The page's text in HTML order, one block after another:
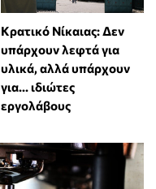
Κρατικό Νίκαιας: Δεν
υπάρχουν λεφτά για
υλικά, αλλά υπάρχουν
για... ιδιώτες
εργολάβους